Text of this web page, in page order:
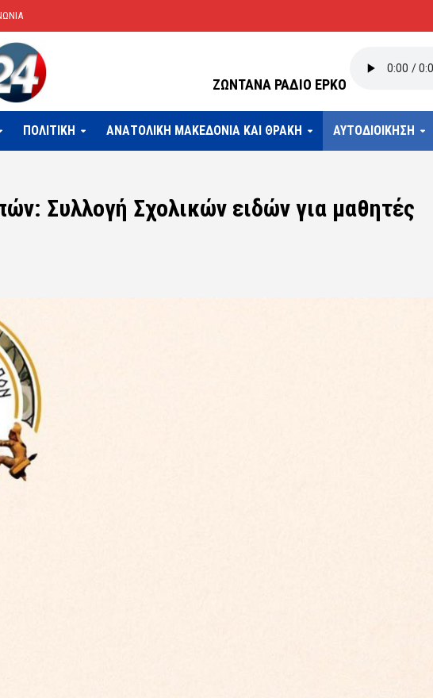
ΖΩΝΤΑΝΑ ΡΑΔΙΟ ΕΡΚΟ
ΠΟΛΙΤΙΚΗ ΑΝΑΤΟΛΙΚΗ ΜΑΚΕΔΟΝΙΑ ΚΑΙ ΘΡΑΚΗ ΑΥΤΟΔΙΟΙΚΗΣΗ
Συλλογή Σχολικών ειδών για μαθητές